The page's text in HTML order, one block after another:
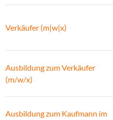
Verkäufer (m|w|x)
Ausbildung zum Verkäufer
(m/w/x)
Ausbildung zum Kaufmann im